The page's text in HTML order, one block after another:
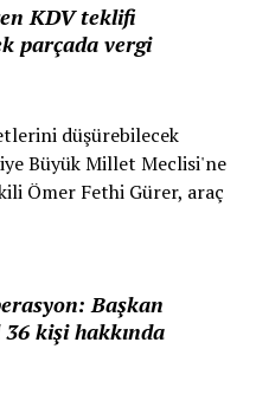
KDV teklifi
parçada vergi
düşürebilecek
Büyük Millet Meclisi'ne
Ömer Fethi Gürer, araç
Başkan
kişi hakkında